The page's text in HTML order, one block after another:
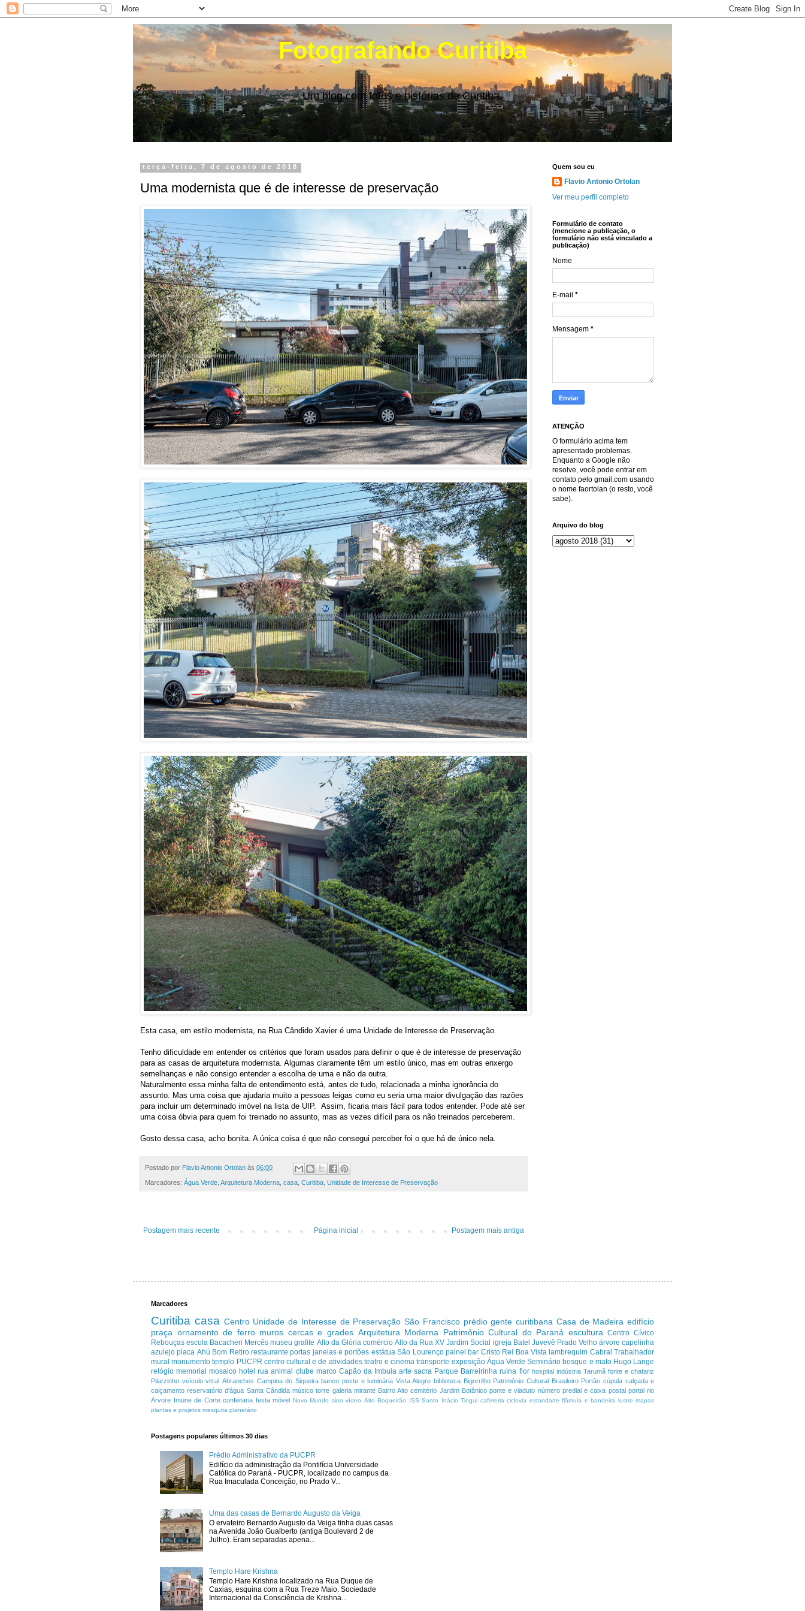
Fotografando Curitiba
Um blog com fotos e histórias de Curitiba.
terça-feira, 7 de agosto de 2018
Uma modernista que é de interesse de preservação
Esta casa, em estilo modernista, na Rua Cândido Xavier é uma Unidade de Interesse de Preservação.
Tenho dificuldade em entender os critérios que foram usados para definir o que é de interesse de preservação
para as casas de arquitetura modernista. Algumas claramente têm um estilo único, mas em outras enxergo
semelhanças e não consigo entender a escolha de uma e não da outra.
Naturalmente essa minha falta de entendimento está, antes de tudo, relacionada a minha ignorância do
assunto. Mas uma coisa que ajudaria muito a pessoas leigas como eu seria uma maior divulgação das razões
para incluir um determinado imóvel na lista de UIP. Assim, ficaria mais fácil para todos entender. Pode até ser
uma coisa óbvia para quem foi treinado no assunto, mas as vezes difícil para os não treinados perceberem.
Gosto dessa casa, acho bonita. A única coisa é que não consegui perceber foi o que há de único nela.
Postado por Flavio Antonio Ortolan às 06:00
Marcadores: Água Verde Arquitetura Moderna casa Curitiba Unidade de Interesse de Preservação
Postagem mais recente Postagem mais antiga
Página inicial
Quem sou eu
Flavio Antonio Ortolan
Ver meu perfil completo
Formulário de contato
(mencione a publicação, o
formulário não está vinculado a
publicação)
Nome
E-mail *
Mensagem *
ATENÇÃO
O formulário acima tem
apresentado problemas.
Enquanto a Google não
resolve, você pode entrar em
contato pelo gmail.com usando
o nome faortolan (o resto, você
sabe).
Arquivo do blog
Marcadores
Curitiba casa Centro Unidade de Interesse de Preservação São Francisco prédio gente curitibana Casa de Madeira edifício
praça ornamento de ferro muros cercas e grades Arquitetura Moderna Patrimônio Cultural do Paraná escultura
Centro Cívico
Rebouças escola Bacacheri Mercês museu grafite Alto da Glória comércio Alto da Rua XV Jardim Social igreja Batel Juvevê Prado Velho árvore capelinha
azulejo placa Ahú Bom Retiro restaurante portas janelas e portões estátua São Lourenço painel bar Cristo Rei Boa Vista lambrequim Cabral Trabalhador
mural monumento templo PUCPR centro cultural e de atividades teatro e cinema transporte exposição Água Verde Seminário bosque e mato Hugo Lange
relógio memorial mosaico hotel rua animal clube marco Capão da Imbuia arte sacra Parque Barreirinha ruína flor hospital indústria Tarumã fonte e chafariz
Pilarzinho veículo vitral Abranches Campina do Siqueira banco poste e luminária Vista Alegre biblioteca Bigorrilho Patrimônio Cultural Brasileiro Portão cúpula calçada e
calçamento reservatório d'água Santa Cândida músico torre galeria mirante Bairro Alto cemitério Jardim Botânico ponte e viaduto número predial e caixa postal portal rio
Árvore Imune de Corte confeitaria festa móvel Novo Mundo sino vídeo Alto Boqueirão ISS Santo Inácio Tingui cafeteria ciclovia estandarte flâmula e bandeira lustre mapas
plantas e projetos mesquita planetário
Postagens populares últimos 30 dias
Prédio Administrativo da PUCPR
Edifício da administração da Pontifícia Universidade
Católica do Paraná - PUCPR, localizado no campus da
Rua Imaculada Conceição, no Prado V...
Uma das casas de Bernardo Augusto da Veiga
O ervateiro Bernardo Augusto da Veiga tinha duas casas
na Avenida João Gualberto (antiga Boulevard 2 de
Julho). Eram separadas apena...
Templo Hare Krishna
Templo Hare Krishna localizado na Rua Duque de
Caxias, esquina com a Rua Treze Maio. Sociedade
Internacional da Consciência de Krishna...